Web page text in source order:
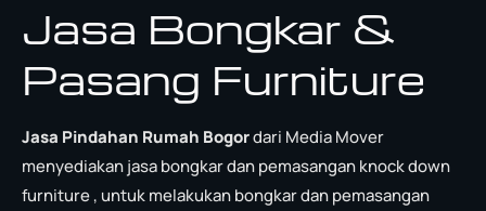
Jasa Bongkar &
Pasang Furniture
Jasa Pindahan Rumah Bogordari Media Mover
menyediakan jasa bongkar dan pemasangan knock down
furniture , untuk melakukan bongkar dan pemasangan